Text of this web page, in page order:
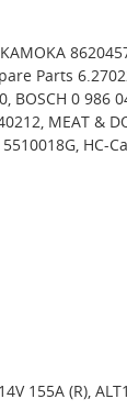
Parts
BOSCH 0 986
MEAT &
HC-
155A (R),